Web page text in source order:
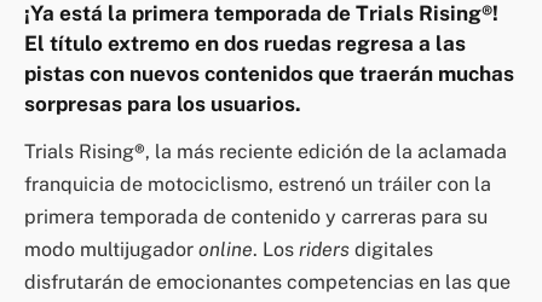
¡Ya está la primera temporada de Trials Rising®!
El título extremo en dos ruedas regresa a las
pistas con nuevos contenidos que traerán muchas
sorpresas para los usuarios.
Trials Rising®, la más reciente edición de la aclamada
franquicia de motociclismo, estrenó un tráiler con la
primera temporada de contenido y carreras para su
modo multijugador online. Los riders digitales
disfrutarán de emocionantes competencias en las que